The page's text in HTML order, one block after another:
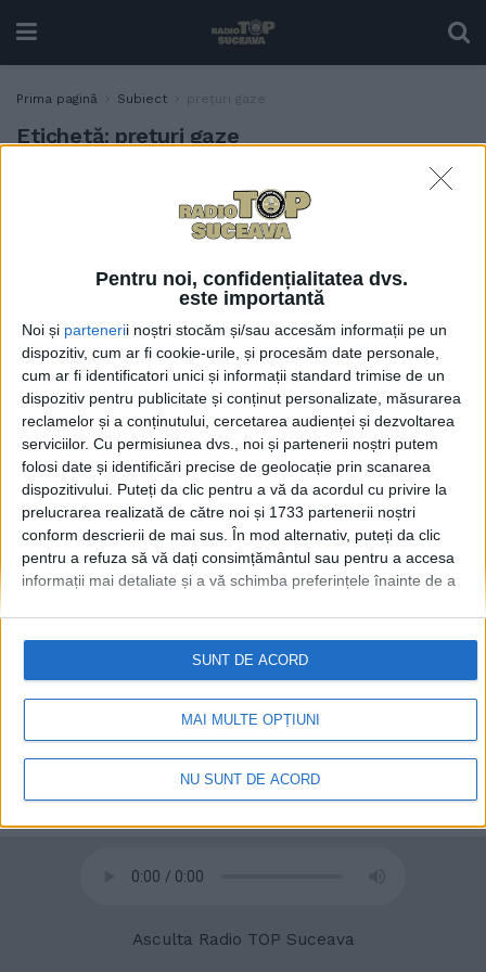
Pentru noi, confidențialitatea dvs.
este importantă
Noi și partenerii noștri stocăm și/sau accesăm informații pe un
dispozitiv, cum ar fi cookie-urile, și procesăm date personale,
cum ar fi identificatori unici și informații standard trimise de un
dispozitiv pentru publicitate și conținut personalizate, măsurarea
reclamelor și a conținutului, cercetarea audienței și dezvoltarea
serviciilor. Cu permisiunea dvs., noi și partenerii noștri putem
folosi date și identificări precise de geolocație prin scanarea
dispozitivului. Puteți da clic pentru a vă da acordul cu privire la
prelucrarea realizată de către noi și 1733 partenerii noștri
conform descrierii de mai sus. În mod alternativ, puteți da clic
pentru a refuza să vă dați consimțământul sau pentru a accesa
informații mai detaliate și a vă schimba preferințele înainte de a
retrageți consimțământul în orice moment, revenind la acest site
și făcând clic pe butonul "Confidențialitate" din partea de jos a
paginii web.
MAI MULTE OPȚIUNI
NU SUNT DE ACORD
SUNT DE ACORD
Prima pagină Subiect prețuri gaze
Etichetă: prețuri gaze
Daniel Apostol, după ce a
participat la comitetul
interministerial în care s-a
gaze: Autoritățile încearcă
să identifice măsuri care ”să
conducă spre protejarea
consumatorului vulnerabil”
11 FEBRUARIE, 2026
© 2020Radio TOP Suceava 104 FM
Asculta Radio TOP Suceava